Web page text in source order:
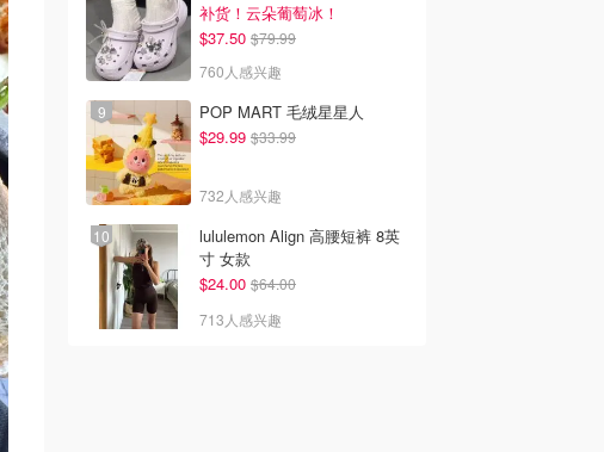
补货！云朵葡萄冰！
$37.50 $79.99
760人感兴趣
POP MART 毛绒星星人
$29.99 $33.99
732人感兴趣
lululemon Align 高腰短裤 8英
寸 女款
$24.00 $64.00
713人感兴趣